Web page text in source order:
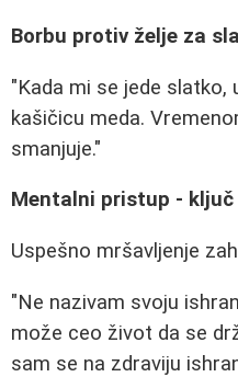
Borbu protiv želje za
"Kada mi se jede
kašičicu meda.
smanjuje."
Mentalni pristup -
Uspešno mršavljenje
"Ne nazivam svoju
može ceo život da se
sam se na zdraviju